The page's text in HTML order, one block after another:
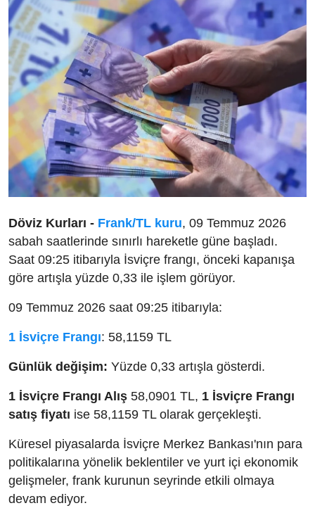
Döviz Kurları - Frank/TL kuru, 09 Temmuz 2026
sabah saatlerinde sınırlı hareketle güne başladı.
Saat 09:25 itibarıyla İsviçre frangı, önceki kapanışa
göre artışla yüzde 0,33 ile işlem görüyor.
09 Temmuz 2026 saat 09:25 itibarıyla:
1 İsviçre Frangı: 58,1159 TL
Günlük değişim: Yüzde 0,33 artışla gösterdi.
1 İsviçre Frangı Alış 58,0901 TL, 1 İsviçre Frangı
satış fiyatı ise 58,1159 TL olarak gerçekleşti.
Küresel piyasalarda İsviçre Merkez Bankası'nın para
politikalarına yönelik beklentiler ve yurt içi ekonomik
gelişmeler, frank kurunun seyrinde etkili olmaya
devam ediyor.